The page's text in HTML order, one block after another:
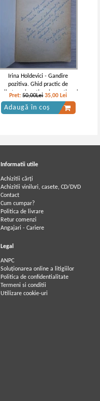
Irina Holdevici - Gandire
pozitiva. Ghid practic de
psihoterapie rational-emotiva si
cognitiv comportamentala (cu
autograful autoarei, minima
Pret:50,00Lei 35,00 Lei
Adaugă în coș
Informatii utile
Achizitii cărți
Achizitii viniluri, casete, CD/DVD
Contact
Cum cumpar?
Politica de livrare
Retur comenzi
Angajari - Cariere
Legal
ANPC
Soluționarea online a litigiilor
Politica de confidentialitate
Termeni si conditii
Utilizare cookie-uri